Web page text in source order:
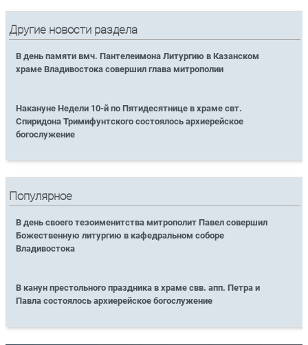
Другие новости раздела
В день памяти вмч. Пантелеимона Литургию в Казанском
храме Владивостока совершил глава митрополии
Накануне Недели 10-й по Пятидесятнице в храме свт.
Спиридона Тримифунтского состоялось архиерейское
богослужение
Популярное
В день своего тезоименитства митрополит Павел совершил
Божественную литургию в кафедральном соборе
Владивостока
В канун престольного праздника в храме свв. апп. Петра и
Павла состоялось архиерейское богослужение